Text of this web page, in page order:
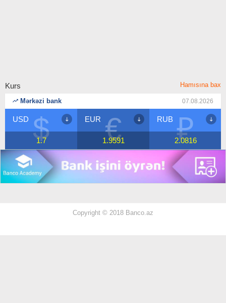
Kurs Hamısına bax
Mərkəzi bank 07.08.2026
$
USD
1.7 €
EUR
1.9591 ₽
RUB
2.0816
Copyright © 2018 Banco.az